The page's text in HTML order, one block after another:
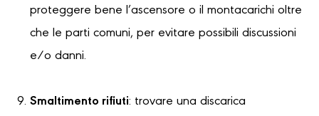
proteggere bene l’ascensore o il montacarichi oltre
che le parti comuni, per evitare possibili discussioni
e/o danni.
Smaltimento rifiuti: trovare una discarica